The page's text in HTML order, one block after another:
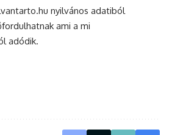
nyilvános adatiból
ami a mi
adódik.